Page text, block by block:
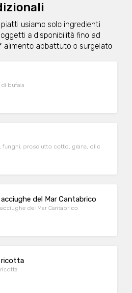
usiamo solo ingredienti
a disponibilità fino ad
alimento abbattuto o surgelato
bufala
funghi, prosciutto cotto, grana, olio
del Mar Cantabrico
del Mar Cantabrico
ricotta